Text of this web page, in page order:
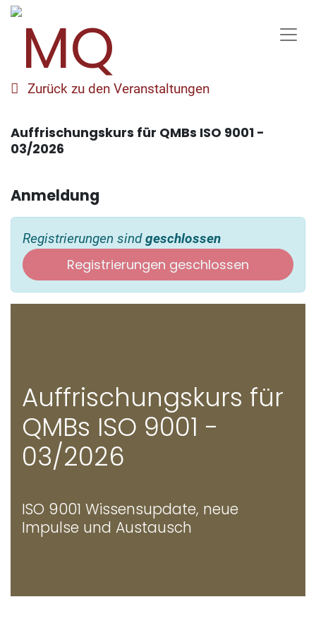
Zurück zu den Veranstaltungen
Auffrischungskurs für QMBs ISO 9001 -
03/2026
Anmeldung
Registrierungen sindgeschlossen
Registrierungen geschlossen
Auffrischungskurs für
QMBs ISO 9001 -
03/2026
ISO 9001 Wissensupdate, neue
Impulse und Austausch